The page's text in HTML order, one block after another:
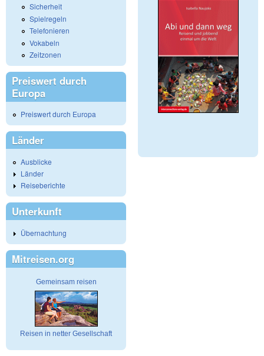
Sicherheit
Spielregeln
Telefonieren
Vokabeln
Zeitzonen
Preiswert durch
Europa
Preiswert durch Europa
Länder
Ausblicke
Länder
Reiseberichte
Unterkunft
Übernachtung
Mitreisen.org
Gemeinsam reisen
Reisen in netter Gesellschaft